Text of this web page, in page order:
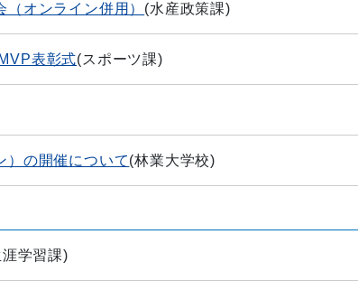
オンライン併用） (水産政策課)
表彰式(スポーツ課)
の開催について(林業大学校)
学習課)